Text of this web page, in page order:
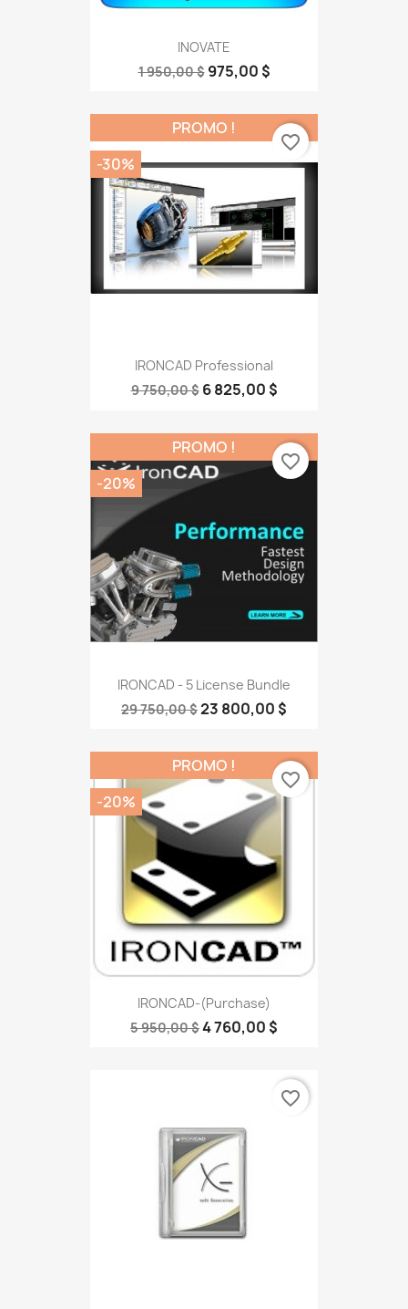
INOVATE
1 950,00 $ 975,00 $
IRONCAD Professional
9 750,00 $ 6 825,00 $
PROMO !
-30%
favorite_border
IRONCAD - 5 License Bundle
29 750,00 $23 800,00 $
PROMO !
-20%
favorite_border
IRONCAD-(Purchase)
5 950,00 $4 760,00 $
PROMO !
-20%
favorite_border
favorite_border